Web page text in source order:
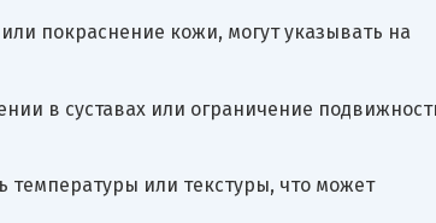
покраснение кожи, могут указывать на
в суставах или ограничение
температуры или текстуры, что может